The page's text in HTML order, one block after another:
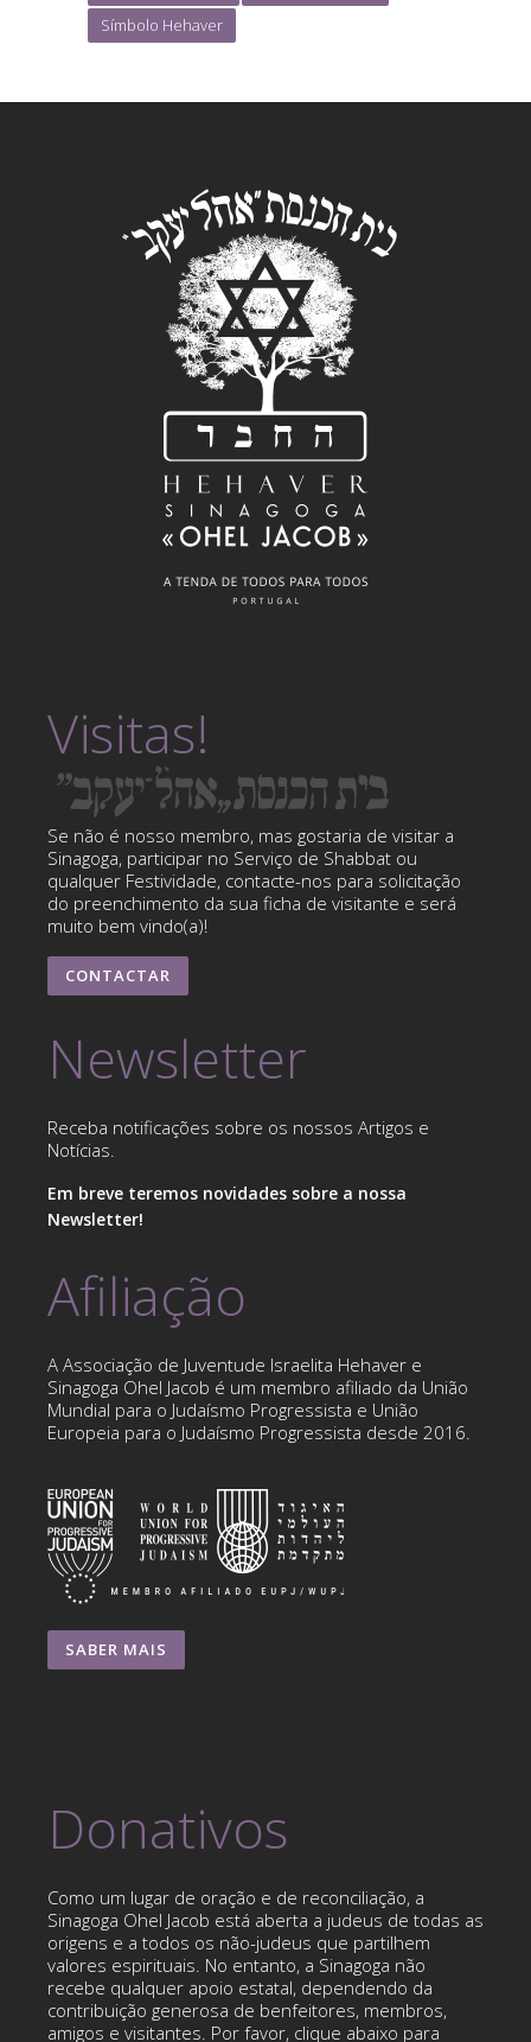
Símbolo Hehaver
Visitas!
Se não é nosso membro, mas gostaria de visitar a
Sinagoga, participar no Serviço de Shabbat ou
qualquer Festividade, contacte-nos para solicitação
do preenchimento da sua ficha de visitante e será
muito bem vindo(a)!
CONTACTAR
Newsletter
Receba notificações sobre os nossos Artigos e
Notícias.
Em breve teremos novidades sobre a nossa
Newsletter!
Afiliação
A Associação de Juventude Israelita Hehaver e
Sinagoga Ohel Jacob é um membro afiliado da União
Mundial para o Judaísmo Progressista e União
Europeia para o Judaísmo Progressista desde 2016.
SABER MAIS
Donativos
Como um lugar de oração e de reconciliação, a
Sinagoga Ohel Jacob está aberta a judeus de todas as
origens e a todos os não-judeus que partilhem
valores espirituais. No entanto, a Sinagoga não
recebe qualquer apoio estatal, dependendo da
contribuição generosa de benfeitores, membros,
amigos e visitantes. Por favor, clique abaixo para